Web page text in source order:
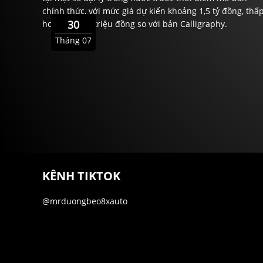
chính thức, với mức giá dự kiến khoảng 1,5 tỷ đồng,
hơn gần 200 triệu đồng so với bản Calligraphy.
30
Tháng 07
KÊNH TIKTOK
@mrduongbeo8xauto